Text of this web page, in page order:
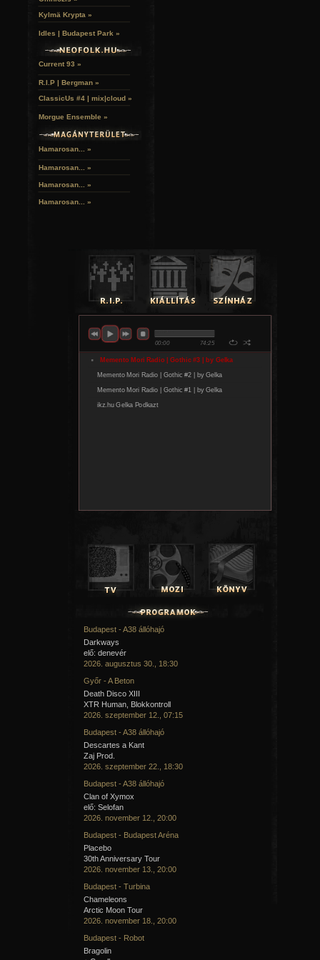
Kylmä Krypta »
Idles | Budapest Park »
Current 93 »
R.I.P | Bergman »
ClassicUs #4 | mix|cloud »
Morgue Ensemble »
Hamarosan... »
Hamarosan... »
Hamarosan... »
Hamarosan... »
Budapest - A38 állóhajó
Darkways
elő: denevér
2026. augusztus 30., 18:30
Győr - A Beton
Death Disco XIII
XTR Human, Blokkontroll
2026. szeptember 12., 07:15
Budapest - A38 állóhajó
Descartes a Kant
Zaj Prod.
2026. szeptember 22., 18:30
Budapest - A38 állóhajó
Clan of Xymox
elő: Selofan
2026. november 12., 20:00
Budapest - Budapest Aréna
Placebo
30th Anniversary Tour
2026. november 13., 20:00
Budapest - Turbina
Chameleons
Arctic Moon Tour
2026. november 18., 20:00
Budapest - Robot
Bragolin